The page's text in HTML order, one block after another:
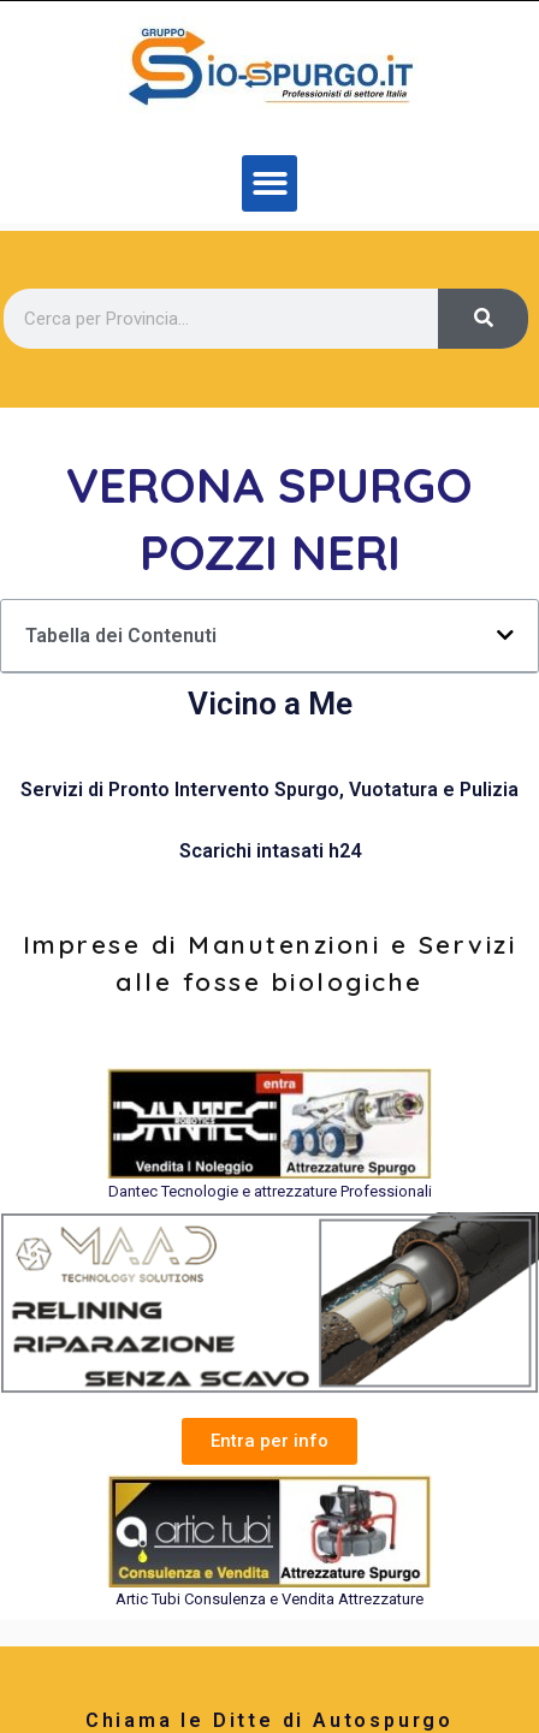
VERONA SPURGO
POZZI NERI
Tabella dei Contenuti
Vicino a Me
Servizi di Pronto Intervento Spurgo, Vuotatura e Pulizia
Scarichi intasati h24
Imprese di Manutenzioni e Servizi
alle fosse biologiche
Dantec Tecnologie e attrezzature Professionali
Entra per info
Artic Tubi Consulenza e Vendita Attrezzature
Chiama le Ditte di Autospurgo